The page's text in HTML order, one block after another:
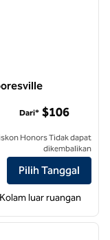
Charlotte
Dari* $106
Honors Tidak dapat
dikembalikan
Pilih Tanggal
Kolam luar ruangan